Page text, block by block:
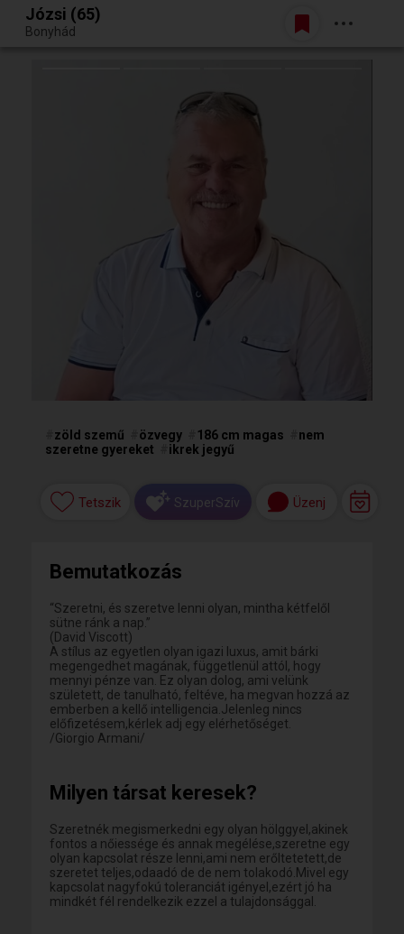
Egy jó randiból bármi lehet.
Belépés
Józsi (65)
Bonyhád
zöld szemű özvegy 186 cm magas
nem
szeretne gyereket
ikrek jegyű
Tetszik SzuperSzív Üzenj
Bemutatkozás
“Szeretni, és szeretve lenni olyan, mintha kétfelől
sütne ránk a nap.”
(David Viscott)
A stílus az egyetlen olyan igazi luxus, amit bárki
megengedhet magának, függetlenül attól, hogy
mennyi pénze van. Ez olyan dolog, ami velünk
született, de tanulható, feltéve, ha megvan hozzá az
emberben a kellő intelligencia.Jelenleg nincs
előfizetésem,kérlek adj egy elérhetőséget.
/Giorgio Armani/
Milyen társat keresek?
Szeretnék megismerkedni egy olyan hölggyel,akinek
fontos a nőiessége és annak megélése,szeretne egy
olyan kapcsolat része lenni,ami nem erőltetetett,de
szeretet teljes,odaadó de de nem tolakodó.Mivel egy
kapcsolat nagyfokú toleranciát igényel,ezért jó ha
mindkét fél rendelkezik ezzel a tulajdonsággal.